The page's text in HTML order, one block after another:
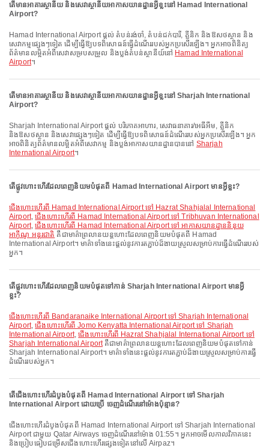
តើមានអាគារស្ថានីយ និងសេវាស្ថានីយអាកាសយានដ្ឋានអ្វីខ្លះនៅ Hamad International
Airport?
Hamad International Airport ផ្តល់ តំបន់រង់ចាំ, តំបន់ជក់បារី, គ្លីនិក និងឱសថស្ថាន និង
សេវាកម្មផ្សេងៗទៀត ដើម្បីធ្វើឱ្យបទពិសោធន៍ធ្វើដំណើររបស់អ្នកប្រសើរឡើង។ អ្នកអាចពិនិត្យ
ព័ត៌មានលម្អិតអំពីសេវាសម្របសម្រួល និងប្លង់តំបន់ស្ថានីយ៍នៅ Hamad International
Airport។
តើមានអាគារស្ថានីយ និងសេវាស្ថានីយអាកាសយានដ្ឋានអ្វីខ្លះនៅ Sharjah International
Airport?
Sharjah International Airport ផ្តល់ បរិភោគអាហារ, សេវាធនាគារ/អេធីអឹម, គ្លីនិក
និងឱសថស្ថាន និងសេវាផ្សេងៗទៀត ដើម្បីធ្វើឱ្យបទពិសោធន៍ដំណើររបស់អ្នកប្រសើរឡើង។ អ្នក
អាចពិនិត្យព័ត៌មានលម្អិតអំពីសេវាកម្ម និងប្លង់អាកាសយានដ្ឋានបាននៅ Sharjah
International Airport។
តើផ្លូវហោះហើរដែលពេញនិយមបំផុតពី Hamad International Airport មានអ្វីខ្លះ?
ជើងហោះហើរពី Hamad International Airport ទៅ Hazrat Shahjalal International
Airport,ជើងហោះហើរពី Hamad International Airport ទៅ Tribhuvan International
Airport,ជើងហោះហើរពី Hamad International Airport ទៅ អាកាសយានដ្ឋាននិនុយ
អាកូីណូ អន្តរជាតិ គឺជាមាគ៌ាព្រលានយន្តហោះដែលពេញនិយមបំផុតពី Hamad
International Airport។ មាគ៌ាទាំងនេះផ្តល់នូវការតភ្ជាប់ដ៏ងាយស្រួលសម្រាប់ការធ្វើដំណើររបស់
អ្នក។
តើផ្លូវហោះហើរដែលពេញនិយមបំផុតទៅកាន់ Sharjah International Airport មានអ្វី
ខ្លះ?
ជើងហោះហើរពី Bandaranaike International Airport ទៅ Sharjah International
Airport,ជើងហោះហើរពី Jomo Kenyatta International Airport ទៅ Sharjah
International Airport,ជើងហោះហើរពី Hazrat Shahjalal International Airport ទៅ
Sharjah International Airportគឺជាមាគ៌ាព្រលានយន្តហោះដែលពេញនិយមបំផុតទៅកាន់
Sharjah International Airport។ មាគ៌ាទាំងនេះផ្តល់នូវការតភ្ជាប់ដ៏ងាយស្រួលសម្រាប់ការធ្វើ
ដំណើររបស់អ្នក។
តើជើងហោះហើរដំបូងបំផុតពី Hamad International Airport ទៅ Sharjah
International Airport ដោយប្រើ ចេញដំណើរនៅម៉ោងប៉ុន្មាន?
ជើងហោះហើរដំបូងបំផុតពី Hamad International Airport ទៅ Sharjah International
Airport ជាមួយ Qatar Airways ចេញដំណើរនៅម៉ោង 01:55។ អ្នកអាចមើលកាលវិភាគនេះ
និងប្រៀបធៀបជម្រើសជើងហោះហើរផ្សេងទៀតនៅលើ Airpaz។